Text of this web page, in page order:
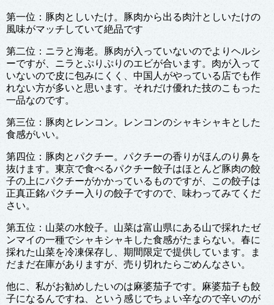
第一位：豚肉としいたけ。豚肉から出る肉汁としいたけの
風味がマッチしていて絶品です
第二位：ニラと海老。豚肉が入っていないのでよりヘルシ
ーですが、ニラとぷりぷりのエビが合います。肉が入って
いないので皮に包みにくく、中国人がやっている店でも作
れない方が多いと思います。それだけ優れた技のこもった
一品なのです。
第三位：豚肉とレンコン。レンコンのシャキシャキとした
食感がいい。
第四位：豚肉とパクチー。パクチーの香りがほんのり鼻を
抜けます。東京で食べるパクチー餃子はほとんど豚肉の餃
子の上にパクチーがかかっているものですが、この餃子は
正真正銘パクチー入りの餃子ですので、味わってみてくだ
さい。
第五位：山菜の水餃子。山菜は富山県にある山で採れたゼ
ンマイの一種でシャキシャキした食感がたまらない。春に
採れた山菜を冷凍保存し、期間限定で提供しています。ま
だまだ在庫がありますが、売り切れたらごめんなさい。
他に、私がお勧めしたいのは麻婆茄子です。麻婆茄子も餃
子になるんですね、という感じでちょい辛なので辛いのが